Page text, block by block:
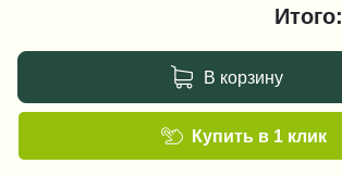
Итого:
В корзину
Купить в 1 клик